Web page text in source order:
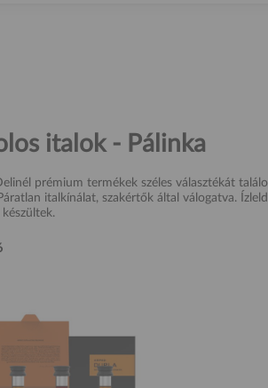
italok - Pálinka
prémium termékek széles választékát
italkínálat, szakértők által válogatva.